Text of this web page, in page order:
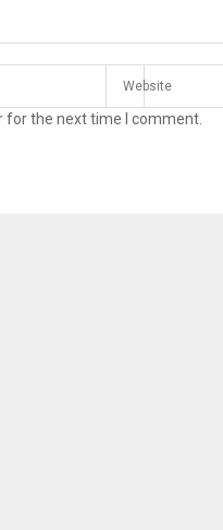
for the next time I comment.